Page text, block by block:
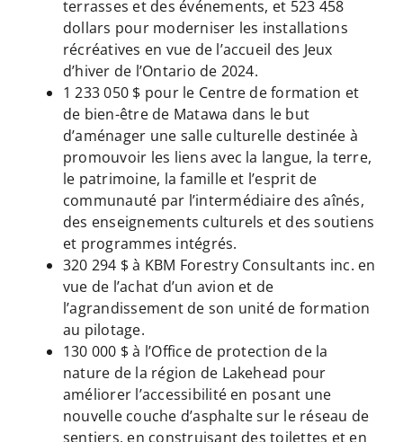
terrasses et des événements, et 523 458
dollars pour moderniser les installations
récréatives en vue de l’accueil des Jeux
d’hiver de l’Ontario de 2024.
1 233 050 $ pour le Centre de formation et
de bien-être de Matawa dans le but
d’aménager une salle culturelle destinée à
promouvoir les liens avec la langue, la terre,
le patrimoine, la famille et l’esprit de
communauté par l’intermédiaire des aînés,
des enseignements culturels et des soutiens
et programmes intégrés.
320 294 $ à KBM Forestry Consultants inc. en
vue de l’achat d’un avion et de
l’agrandissement de son unité de formation
au pilotage.
130 000 $ à l’Office de protection de la
nature de la région de Lakehead pour
améliorer l’accessibilité en posant une
nouvelle couche d’asphalte sur le réseau de
sentiers, en construisant des toilettes et en